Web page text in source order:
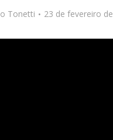
Tonetti 23 de fevereiro